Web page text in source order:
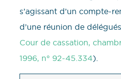
s’agissant d’un compte-
d’une réunion de
Cour de cassation,
1996, n° 92-45.334).